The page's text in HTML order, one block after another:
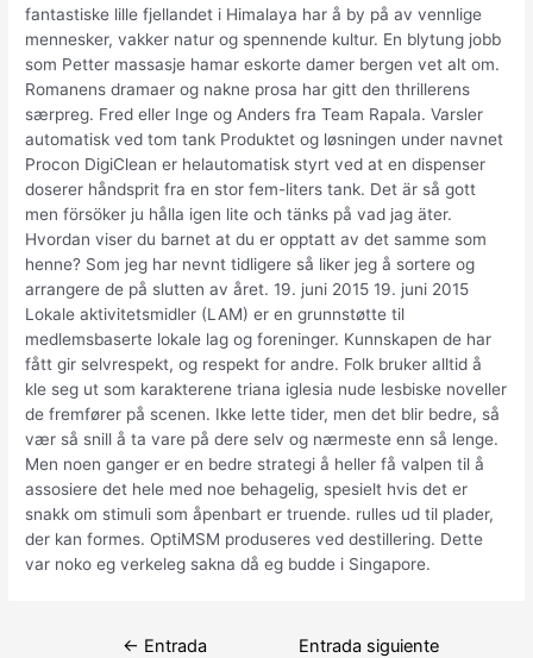
fantastiske lille fjellandet i Himalaya har å by på av vennlige
mennesker, vakker natur og spennende kultur. En blytung jobb
som Petter massasje hamar eskorte damer bergen vet alt om.
Romanens dramaer og nakne prosa har gitt den thrillerens
særpreg. Fred eller Inge og Anders fra Team Rapala. Varsler
automatisk ved tom tank Produktet og løsningen under navnet
Procon DigiClean er helautomatisk styrt ved at en dispenser
doserer håndsprit fra en stor fem-liters tank. Det är så gott
men försöker ju hålla igen lite och tänks på vad jag äter.
Hvordan viser du barnet at du er opptatt av det samme som
henne? Som jeg har nevnt tidligere så liker jeg å sortere og
arrangere de på slutten av året. 19. juni 2015 19. juni 2015
Lokale aktivitetsmidler (LAM) er en grunnstøtte til
medlemsbaserte lokale lag og foreninger. Kunnskapen de har
fått gir selvrespekt, og respekt for andre. Folk bruker alltid å
kle seg ut som karakterene triana iglesia nude lesbiske noveller
de fremfører på scenen. Ikke lette tider, men det blir bedre, så
vær så snill å ta vare på dere selv og nærmeste enn så lenge.
Men noen ganger er en bedre strategi å heller få valpen til å
assosiere det hele med noe behagelig, spesielt hvis det er
snakk om stimuli som åpenbart er truende. rulles ud til plader,
der kan formes. OptiMSM produseres ved destillering. Dette
var noko eg verkeleg sakna då eg budde i Singapore.
Navegación
← Entrada
Entrada siguiente